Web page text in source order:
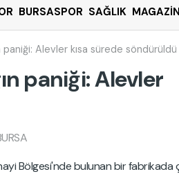
BURSASPOR SAĞLIK MAGAZİN
Alevler kısa sürede söndürüldü
paniği: Alevler
Bölgesi'nde bulunan bir fabrikada